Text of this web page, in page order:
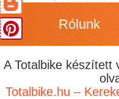
Rólunk
A Totalbike készített
Totalbike.hu –